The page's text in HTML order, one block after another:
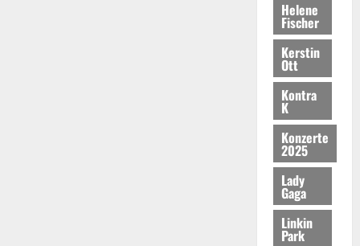
Helene
Fischer
Kerstin
Ott
Kontra
K
Konzerte
2025
Lady
Gaga
Linkin
Park